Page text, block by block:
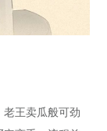
王卖瓜般可劲